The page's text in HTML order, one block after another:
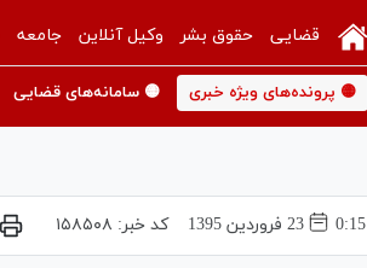
قضایی حقوق بشر وکیل آنلاین جامعه
🟡 پرونده‌های ویژه خبری 🟡 سامانه‌های قضایی
0:15 23 فروردين 1395 کد خبر: ۱۵۸۵۰۸